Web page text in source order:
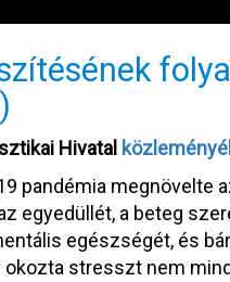
Hivatal
pandémia megnövelte
egyedüllét, a beteg
egészségét, és
okozta stresszt nem